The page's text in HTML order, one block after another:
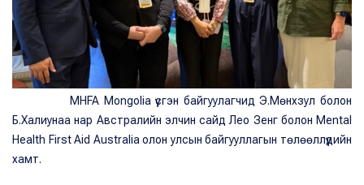
MHFA Mongolia үүсгэн байгуулагчид Э.Мөнхзул болон
Б.Халиунаа нар Австралийн элчин сайд Лео Зенг болон Мental
Health First Aid Australia олон улсын байгууллагын төлөөллүүдийн
хамт.